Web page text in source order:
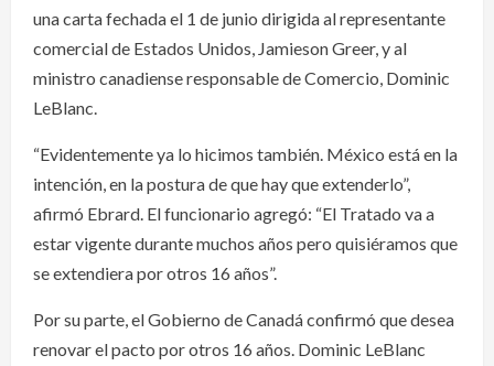
una carta fechada el 1 de junio dirigida al representante
comercial de Estados Unidos, Jamieson Greer, y al
ministro canadiense responsable de Comercio, Dominic
LeBlanc.
“Evidentemente ya lo hicimos también. México está en la
intención, en la postura de que hay que extenderlo”,
afirmó Ebrard. El funcionario agregó: “El Tratado va a
estar vigente durante muchos años pero quisiéramos que
se extendiera por otros 16 años”.
Por su parte, el Gobierno de Canadá confirmó que desea
renovar el pacto por otros 16 años. Dominic LeBlanc